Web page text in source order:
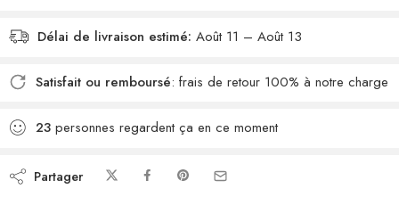
Délai de livraison estimé: Août 11 – Août 13
Satisfait ou remboursé: frais de retour 100% à notre charge
23 personnes regardent ça en ce moment
Partager